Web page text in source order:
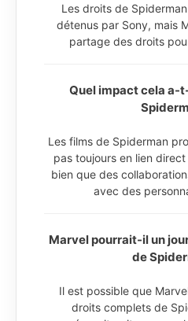
Les droits de
détenus par Sony, mais
partage des droits
Quel impact cela a-
Les films de Spiderman
pas toujours en lien direct
bien que des
avec des
Marvel pourrait-il un
de
Il est possible que
droits complets de